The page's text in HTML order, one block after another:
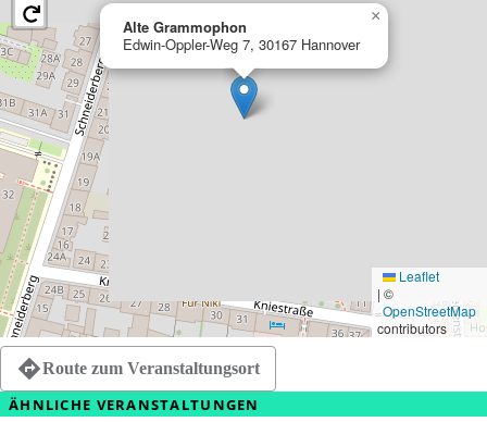
Alte Grammophon
Edwin-Oppler-Weg 7, 30167 Hannover
×
Leaflet
| ©
OpenStreetMap
contributors
Route zum Veranstaltungsort
ÄHNLICHE VERANSTALTUNGEN